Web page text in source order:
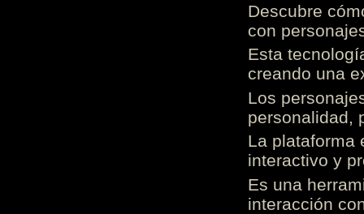
Descubre
con
Esta
creando una
Los
personalidad,
La plataforma
interactivo y
Es una
interacción